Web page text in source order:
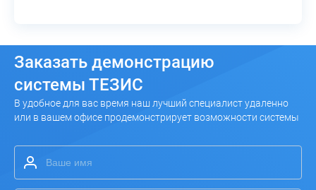
Заказать демонстрацию
системы ТЕЗИС
В удобное для вас время наш лучший специалист удаленно
или в вашем офисе продемонстрирует возможности системы